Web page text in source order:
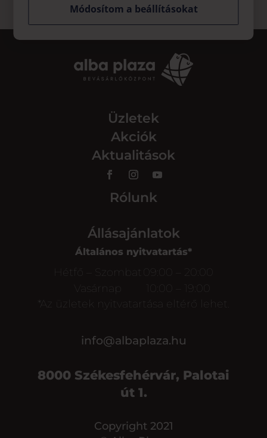
Üzletek
Akciók
Aktualitások
Rólunk
Állásajánlatok
Általános nyitvatartás*
Hétfő – Szombat
09:00 – 20:00
Vasárnap
10:00 – 19:00
*Az üzletek nyitvatartása eltérő lehet.
info@albaplaza.hu
8000 Székesfehérvár, Palotai
út 1.
Copyright 2021
Módosítom a beállításokat